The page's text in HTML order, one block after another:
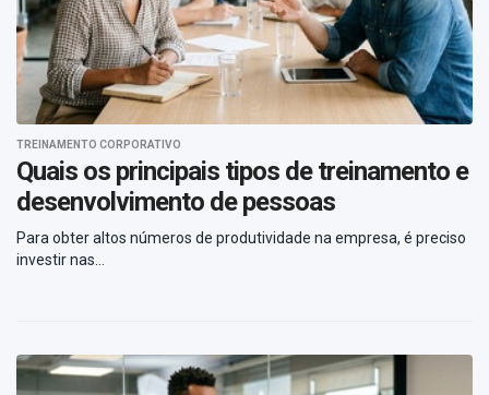
TREINAMENTO CORPORATIVO
Quais os principais tipos de treinamento e
desenvolvimento de pessoas
Para obter altos números de produtividade na empresa, é preciso
investir nas...